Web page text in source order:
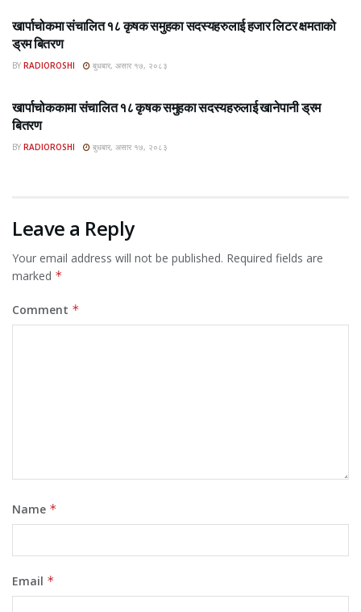
खार्पाचोकमा संचालित १८ कृषक समुहका सदस्यहरुलाई हजार लिटर क्षमताको
ड्रम बितरण
BY RADIOROSHI बुधबार, असार १७, २०८३
खार्पाचोककामा संचालित १८ कृषक समुहका सदस्यहरुलाई खानेपानी ड्रम
बितरण
BY RADIOROSHI बुधबार, असार १७, २०८३
Leave a Reply
Your email address will not be published. Required fields are
marked *
Comment *
Name *
Email *